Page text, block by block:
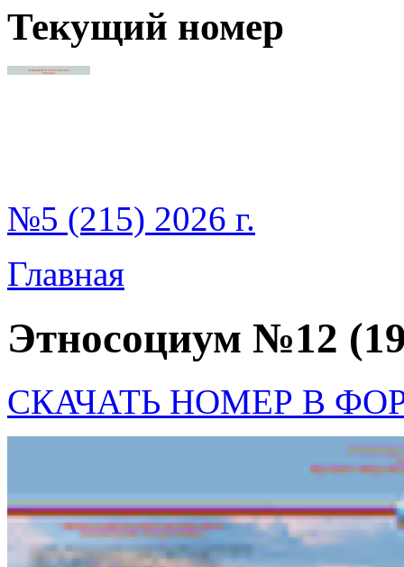
Текущий номер
№5 (215) 2026 г.
Главная
Этносоциум №12
СКАЧАТЬ НОМЕР В